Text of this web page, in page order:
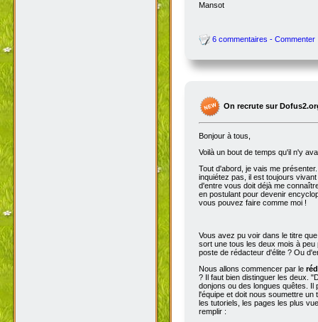
Mansot
6 commentaires - Commenter
On recrute sur
Bonjour à tous,
Voilà un bout de temps qu'il n'y
Tout d'abord, je vais me
inquiétez pas, il est toujours
d'entre vous doit déjà me
en postulant pour devenir
vous pouvez faire comme moi !
Vous avez pu voir dans le titre
sort une tous les deux mois à
poste de rédacteur d'élite ? Ou
Nous allons commencer par le
? Il faut bien distinguer les deux.
donjons ou des longues quêtes. Il
l'équipe et doit nous soumettre un
les tutoriels, les pages les plus
remplir :